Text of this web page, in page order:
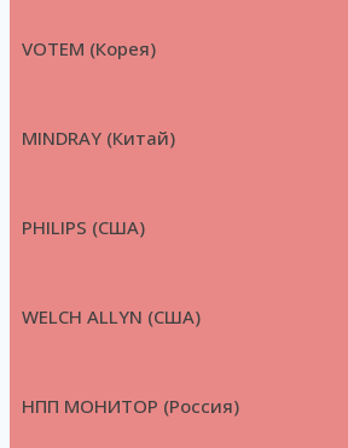
VOTEM (Корея)
MINDRAY (Китай)
PHILIPS (США)
WELCH ALLYN (США)
НПП МОНИТОР (Россия)